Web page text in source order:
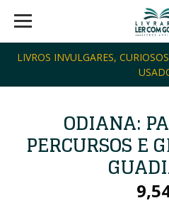
LIVROS INVULGARES,
ODIANA:
PERCURSOS E